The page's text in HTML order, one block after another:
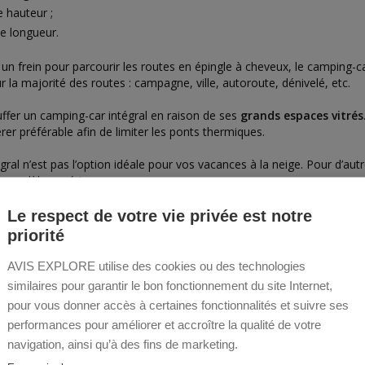
hauteur ;
longueur.
frein pour parcourir les routes en épingle à cheveux, le camping-
la majorité des routes : campagne, ville, autoroute, dénivelé, etc.
un camping-car intégral en raison de ses grands espaces vitrés
préférable afin de limiter les ponts thermiques.
n’est pas l’option idéale pour vos vacances à la neige. Pour
modèle supérieur.
car à l’américaineest idéal pour les voyageurs rêvant des
venez consulter la
explore de camping-cars intégraux
nos autres conseils camping-
Le respect de votre vie privée est notre
priorité
AVIS EXPLORE utilise des cookies ou des technologies
similaires pour garantir le bon fonctionnement du site Internet,
pour vous donner accès à certaines fonctionnalités et suivre ses
performances pour améliorer et accroître la qualité de votre
navigation, ainsi qu’à des fins de marketing.